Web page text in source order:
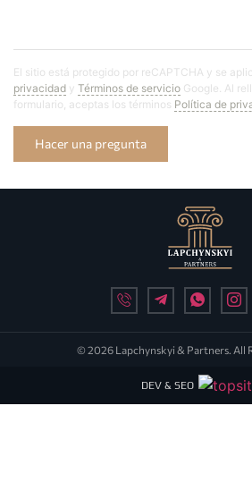
El sitio está protegido por reCAPTCHA y se
privacidad y Términos de servicio Google. Al
formulario, aceptas los términos Política de
Hacer una pregunta
© 2026 Lapchynskyi & Partners. All
DEV & SEO